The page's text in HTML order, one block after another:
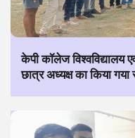
केपी कॉलेज विश्वविद्यालय
छात्र अध्यक्ष का किया